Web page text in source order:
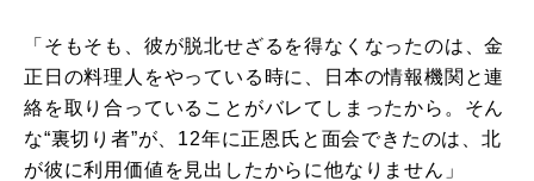
「そもそも、彼が脱北せざるを得なくなったのは、金
正日の料理人をやっている時に、日本の情報機関と連
絡を取り合っていることがバレてしまったから。そん
な“裏切り者”が、12年に正恩氏と面会できたのは、北
が彼に利用価値を見出したからに他なりません」